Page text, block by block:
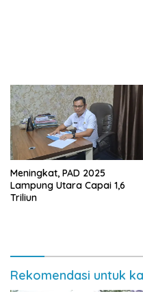
Meningkat, PAD 2025
Lampung Utara Capai 1,6
Triliun
Rekomendasi untuk